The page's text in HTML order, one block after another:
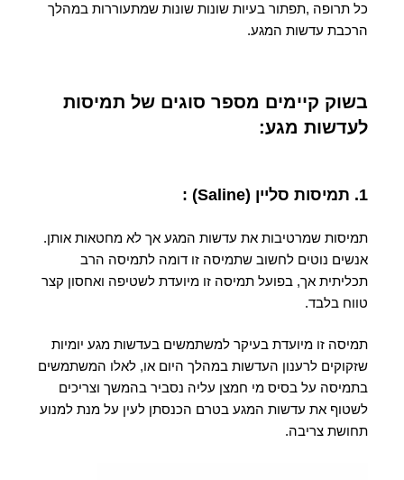
כל תרופה ,תפתור בעיות שונות שונות שמתעוררות במהלך
הרכבת עדשות המגע.
בשוק קיימים מספר סוגים של תמיסות
לעדשות מגע:
1. תמיסות סליין (Saline) :
תמיסות שמרטיבות את עדשות המגע אך לא מחטאות אותן.
אנשים נוטים לחשוב שתמיסה זו דומה לתמיסה הרב
תכליתית אך, בפועל תמיסה זו מיועדת לשטיפה ואחסון קצר
טווח בלבד.
תמיסה זו מיועדת בעיקר למשתמשים בעדשות מגע יומיות
שזקוקים לרענון העדשות במהלך היום או, לאלו המשתמשים
בתמיסה על בסיס מי חמצן עליה נסביר בהמשך וצריכים
לשטוף את עדשות המגע בטרם הכנסתן לעין על מנת למנוע
תחושת צריבה.